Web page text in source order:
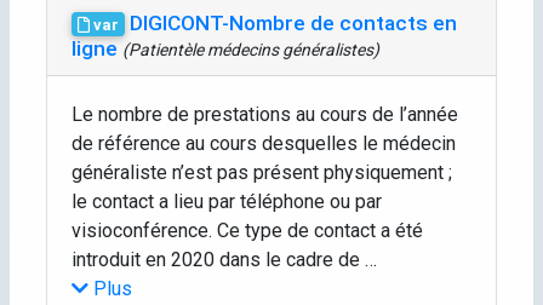
var
DIGICONT-Nombre de contacts en
ligne(Patientèle médecins généralistes)
Le nombre de prestations au cours de l’année
de référence au cours desquelles le médecin
généraliste n’est pas présent physiquement ;
le contact a lieu par téléphone ou par
visioconférence. Ce type de contact a été
introduit en 2020 dans le cadre de …
Plus